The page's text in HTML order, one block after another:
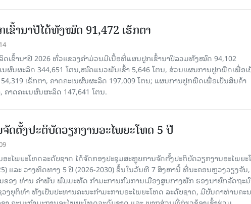
ຂົ້ານາປີໄດ້ທັງໝົດ 91,472 ເຮັກຕາ
ດເຂົ້ານາປີ 2026 ທົ່ວແຂວງຄໍາມ່ວນມີເນື້ອທີ່ແຜນປູກເຂົ້ານາປີລວມທັງໝົດ 94,102
ນຜົນຜະລິດ 344,651 ໂຕນ,ໝົດແນວພັນເຂົ້າ 5,646 ໂຕນ, ສ່ວນແຜນການປູກພືດເພື່ອເ
ເຮັກຕາ, ຄາດຄະເນຜົນຜະລິດ 197,009 ໂຕນ; ແຜນການປູກພືດເພື່ອເປັນສິນຄ້າ
ຄາດຄະເນຜົນຜະລິດ 147,641 ໂຕນ.
ດຕັ້ງປະຕິບັດວຽກງານອະໄພຍະໂທດ 5 ປີ
ອະໄພຍະໂທດລະດັບຊາດ ໄດ້ຈັດກອງປະຊຸມສະຫຼຸບການຈັດຕັ້ງປະຕິບັດວຽກງານອະໄພຍ
ແລະ ວາງທິດທາງ 5 ປີ (2026-2030) ຂຶ້ນໃນວັນທີ 7 ສິງຫານີ້ ທີ່ນະຄອນຫຼວງວຽງຈັນ
ຂອງ ທ່ານ ຄໍາພັນ ພົມມະທັດ ກຳມະການກົມການເມືອງສູນກາງພັກ ຮອງນາຍົກລັດຖະ
ງຍຸຕິທຳ ທັງເປັນປະທານຄະນະກຳມະການອະໄພຍະໂທດ ລະດັບຊາດ, ມີບັນດາທ່ານຄະ